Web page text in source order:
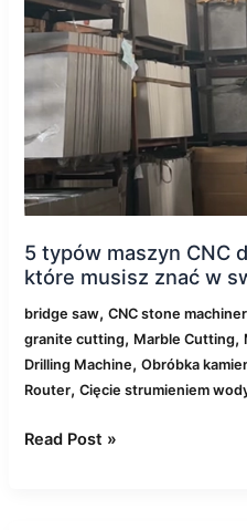
5 typów maszyn CNC
które musisz znać w
bridge saw,CNC stone
granite cutting, Marble Cutting,
Drilling Machine,Obróbka
Router,Cięcie strumieniem
CNC
do
obróbki
kamienia,
które
musisz
znać
w
swoim
warsztacie
Read Post »